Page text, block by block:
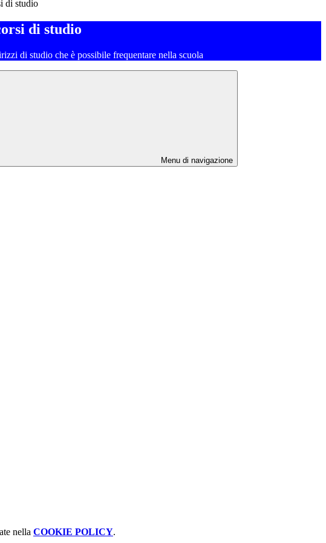
di studio
di studio
di studio che è possibile frequentare nella scuola
Menu di navigazione
nella COOKIE POLICY.